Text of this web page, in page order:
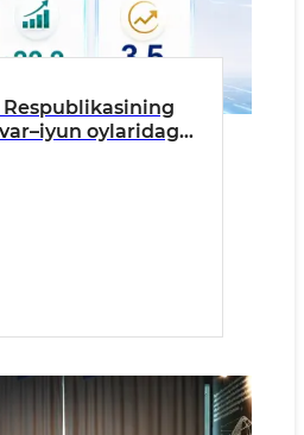
Respublikasining
oylaridagi
holda)